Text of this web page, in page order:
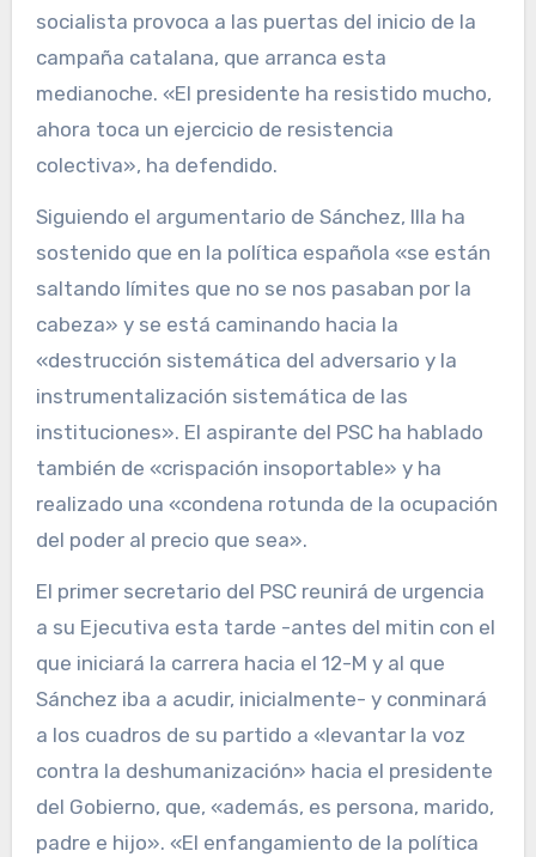
socialista provoca a las puertas del inicio de la
campaña catalana, que arranca esta
medianoche. «El presidente ha resistido mucho,
ahora toca un ejercicio de resistencia
colectiva», ha defendido.
Siguiendo el argumentario de Sánchez, Illa ha
sostenido que en la política española «se están
saltando límites que no se nos pasaban por la
cabeza» y se está caminando hacia la
«destrucción sistemática del adversario y la
instrumentalización sistemática de las
instituciones». El aspirante del PSC ha hablado
también de «crispación insoportable» y ha
realizado una «condena rotunda de la ocupación
del poder al precio que sea».
El primer secretario del PSC reunirá de urgencia
a su Ejecutiva esta tarde -antes del mitin con el
que iniciará la carrera hacia el 12-M y al que
Sánchez iba a acudir, inicialmente- y conminará
a los cuadros de su partido a «levantar la voz
contra la deshumanización» hacia el presidente
del Gobierno, que, «además, es persona, marido,
padre e hijo». «El enfangamiento de la política